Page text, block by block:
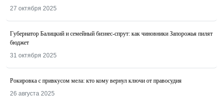
27 октября 2025
Губернатор Балицкий и семейный бизнес-спрут: как чиновники Запорожья пилят
бюджет
31 октября 2025
Рокировка с привкусом мела: кто кому вернул ключи от правосудия
26 августа 2025